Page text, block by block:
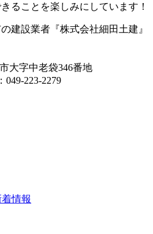
ることを楽しみにしています！
建設業者『株式会社細田土建』
字中老袋346番地
223-2279
着情報